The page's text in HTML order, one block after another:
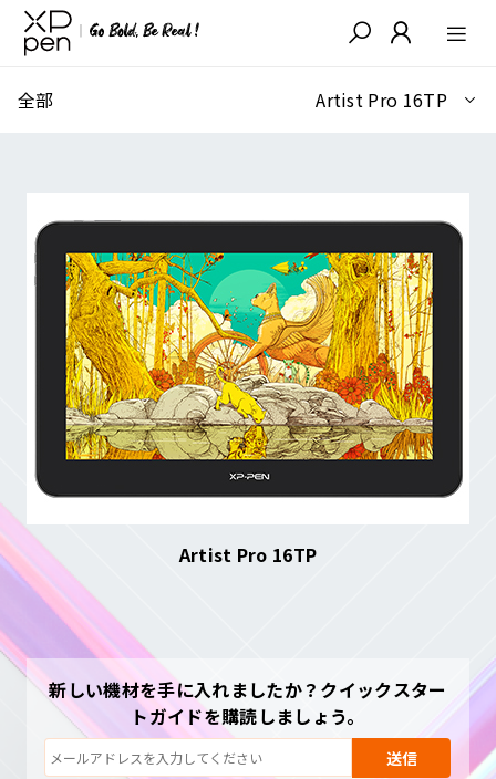
全部 Artist Pro 16TP
Artist Pro 16TP
新しい機材を手に入れましたか？クイックスター
トガイドを購読しましょう。
送信
購読解除：いつでもワンクリック
描画チュートリアル
ヒントとトラブルシューティング
新製品情報と特別オファー